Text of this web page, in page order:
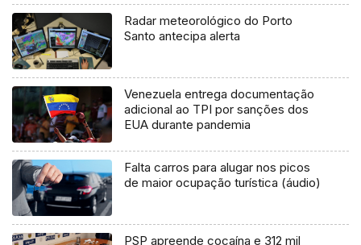
Radar meteorológico do Porto
Santo antecipa alerta
Venezuela entrega documentação
adicional ao TPI por sanções dos
EUA durante pandemia
Falta carros para alugar nos picos
de maior ocupação turística (áudio)
PSP apreende cocaína e 312 mil